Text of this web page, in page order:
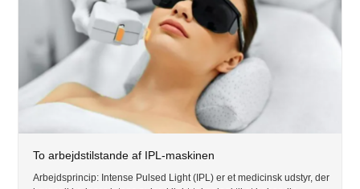
To arbejdstilstande af IPL-maskinen
Arbejdsprincip: Intense Pulsed Light (IPL) er et medicinsk udstyr, der